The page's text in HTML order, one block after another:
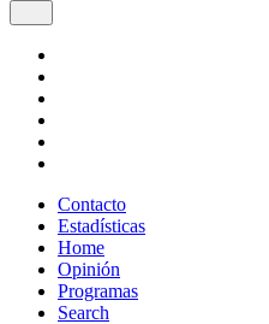
Contacto
Estadísticas
Home
Opinión
Programas
Search